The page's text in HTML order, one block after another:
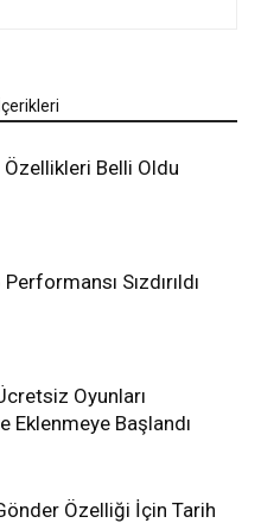
Belli Oldu
Sızdırıldı
Oyunları
Eklenmeye Başlandı
Özelliği İçin Tarih